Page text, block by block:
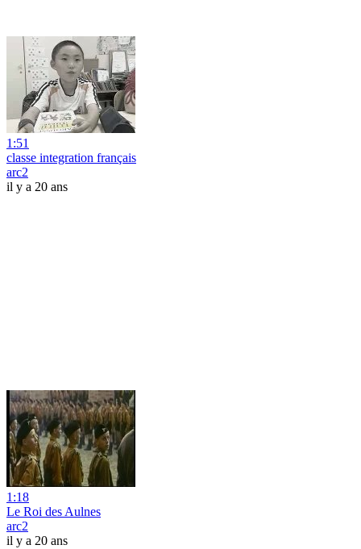
1:51
classe integration français
arc2
il y a 20 ans
1:18
Le Roi des Aulnes
arc2
il y a 20 ans